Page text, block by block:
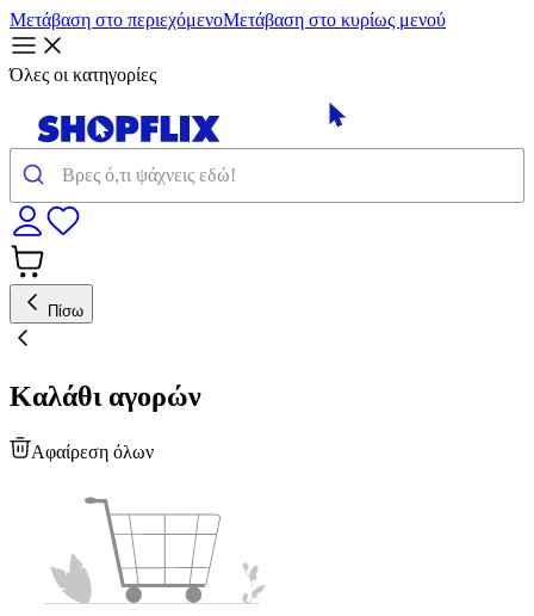
Μετάβαση στο περιεχόμενοΜετάβαση στο κυρίως μενού
Όλες οι κατηγορίες
Πίσω
Καλάθι αγορών
Αφαίρεση όλων